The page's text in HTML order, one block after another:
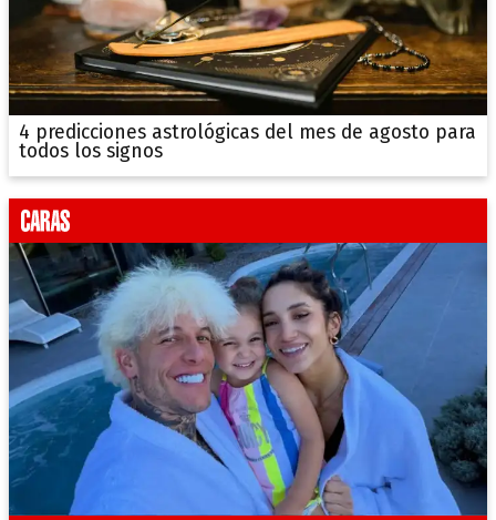
4 predicciones astrológicas del mes de agosto para
todos los signos